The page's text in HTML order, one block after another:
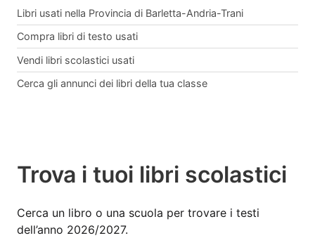
Libri usati nella Provincia di Barletta-Andria-Trani
Compra libri di testo usati
Vendi libri scolastici usati
Cerca gli annunci dei libri della tua classe
Trova i tuoi libri scolastici
Cerca un libro o una scuola per trovare i testi
dell’anno 2026/2027.